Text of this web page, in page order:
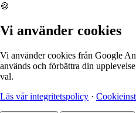
🍪
Vi använder cookies
Vi använder cookies från Google
används och förbättra din
val.
Läs vår integritetspolicy ·